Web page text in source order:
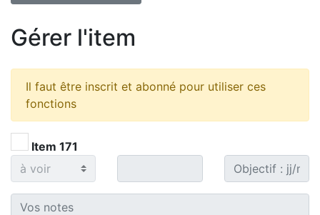
Gérer l'item
Il faut être inscrit et abonné pour utiliser ces
fonctions
Item 171